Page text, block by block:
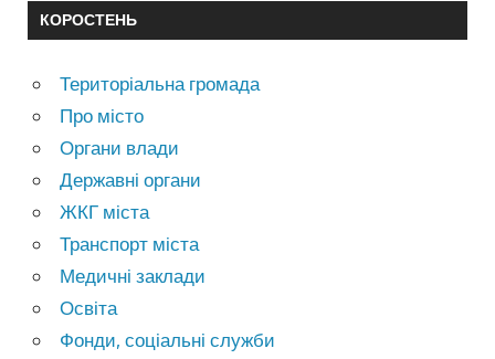
КОРОСТЕНЬ
Територіальна громада
Про місто
Органи влади
Державні органи
ЖКГ міста
Транспорт міста
Медичні заклади
Освіта
Фонди, соціальні служби